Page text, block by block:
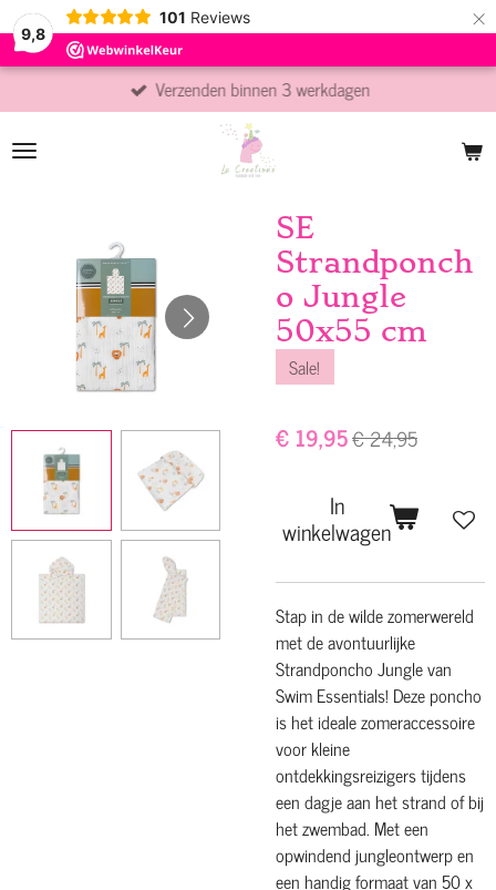
9,8
101 Reviews ×
Verzenden binnen 3 werkdagen
SE
Strandponch
o Jungle
50x55 cm
Sale!
€ 19,95€ 24,95
In
winkelwagen
Stap in de wilde zomerwereld
met de avontuurlijke
Strandponcho Jungle van
Swim Essentials! Deze poncho
is het ideale zomeraccessoire
voor kleine
ontdekkingsreizigers tijdens
een dagje aan het strand of bij
het zwembad. Met een
opwindend jungleontwerp en
een handig formaat van 50 x